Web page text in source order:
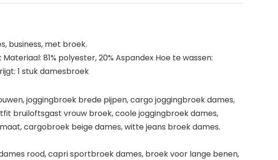
business, met broek.
81% polyester, 20% Aspandex Hoe te wassen:
1 stuk damesbroek
joggingbroek brede pijpen, cargo joggingbroek dames,
bruiloftsgast vrouw broek, coole joggingbroek dames,
cargobroek beige dames, witte jeans broek dames.
rood, capri sportbroek dames, broek voor lange benen,